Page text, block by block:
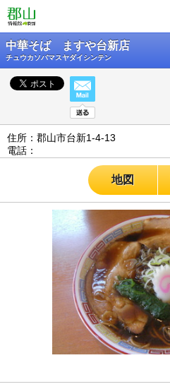
中華そば ますや台新店
チュウカソバマスヤダイシンテン
住所：郡山市台新1-4-13
電話：
地図